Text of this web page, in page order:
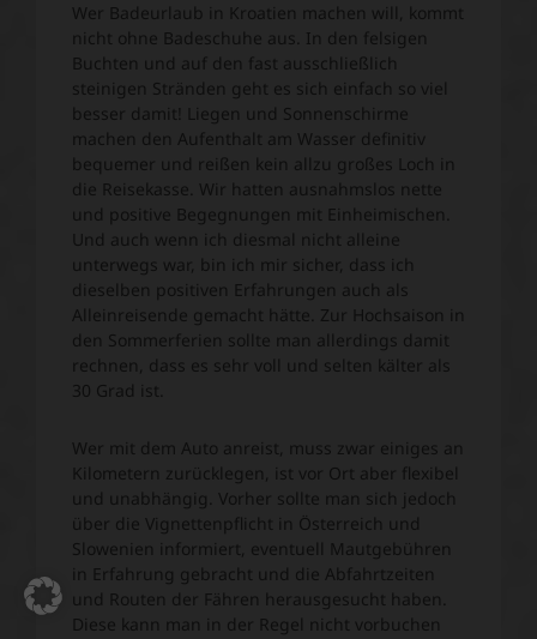
Wer Badeurlaub in Kroatien machen will, kommt
nicht ohne Badeschuhe aus. In den felsigen
Buchten und auf den fast ausschließlich
steinigen Stränden geht es sich einfach so viel
besser damit! Liegen und Sonnenschirme
machen den Aufenthalt am Wasser definitiv
bequemer und reißen kein allzu großes Loch in
die Reisekasse. Wir hatten ausnahmslos nette
und positive Begegnungen mit Einheimischen.
Und auch wenn ich diesmal nicht alleine
unterwegs war, bin ich mir sicher, dass ich
dieselben positiven Erfahrungen auch als
Alleinreisende gemacht hätte. Zur Hochsaison in
den Sommerferien sollte man allerdings damit
rechnen, dass es sehr voll und selten kälter als
30 Grad ist.
Wer mit dem Auto anreist, muss zwar einiges an
Kilometern zurücklegen, ist vor Ort aber flexibel
und unabhängig. Vorher sollte man sich jedoch
über die Vignettenpflicht in Österreich und
Slowenien informiert, eventuell Mautgebühren
in Erfahrung gebracht und die Abfahrtzeiten
und Routen der Fähren herausgesucht haben.
Diese kann man in der Regel nicht vorbuchen